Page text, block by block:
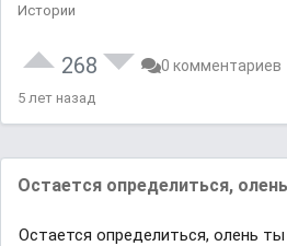
Истории
268 0 комментариев
5 лет назад
Остается определиться,
Остается определиться, олень